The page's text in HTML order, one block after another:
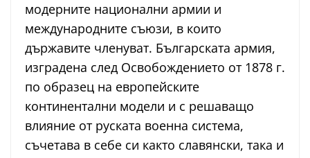
модерните национални армии и
международните съюзи, в които
държавите членуват. Българската армия,
изградена след Освобождението от 1878 г.
по образец на европейските
континентални модели и с решаващо
влияние от руската военна система,
съчетава в себе си както славянски, така и